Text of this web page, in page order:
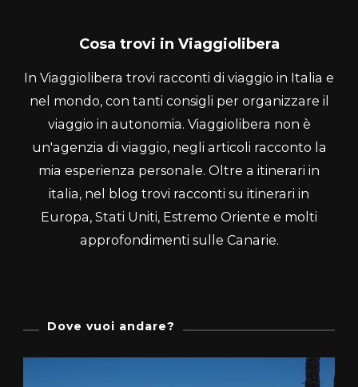
Cosa trovi in Viaggiolibera
In Viaggiolibera trovi racconti di viaggio in Italia e
nel mondo, con tanti consigli per organizzare il
viaggio in autonomia. Viaggiolibera non è
un'agenzia di viaggio, negli articoli racconto la
mia esperienza personale. Oltre a itinerari in
italia, nel blog trovi racconti su itinerari in
Europa, Stati Uniti, Estremo Oriente e molti
approfondimenti sulle Canarie.
Dove vuoi andare?